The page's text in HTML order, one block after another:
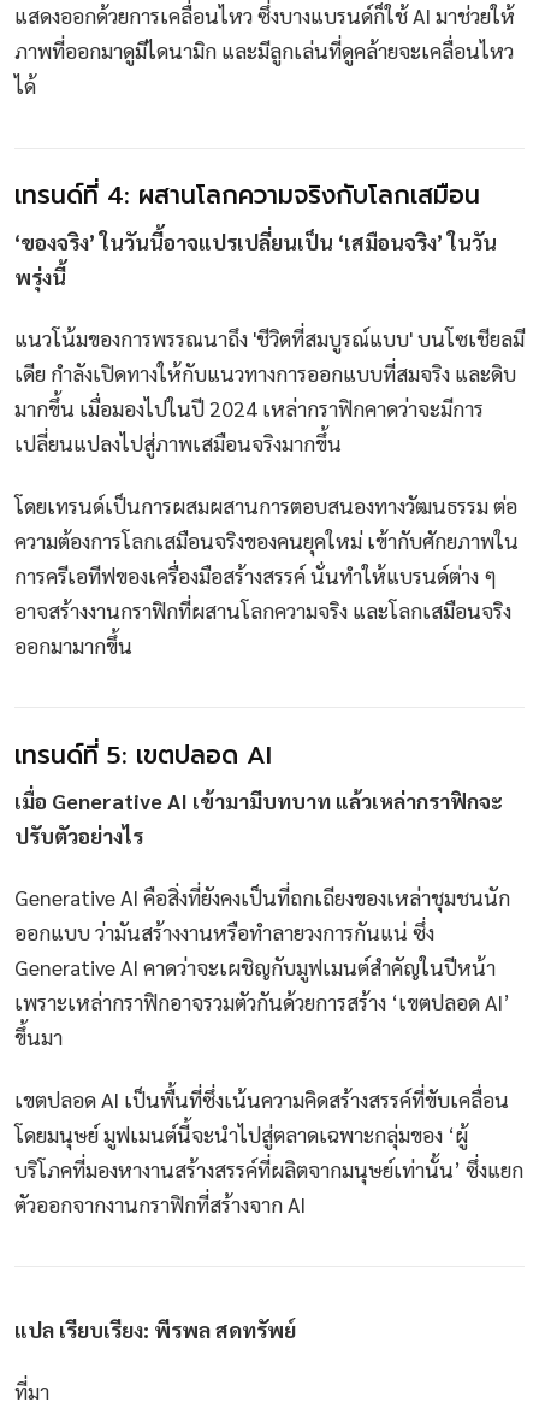
แสดงออกด้วยการเคลื่อนไหว ซึ่งบางแบรนด์ก็ใช้ AI มาช่วยให้
ภาพที่ออกมาดูมีไดนามิก และมีลูกเล่นที่ดูคล้ายจะเคลื่อนไหว
ได้
เทรนด์ที่ 4: ผสานโลกความจริงกับโลกเสมือน
‘ของจริง’ ในวันนี้อาจแปรเปลี่ยนเป็น ‘เสมือนจริง’ ในวัน
พรุ่งนี้
แนวโน้มของการพรรณนาถึง 'ชีวิตที่สมบูรณ์แบบ' บนโซเชียลมี
เดีย กำลังเปิดทางให้กับแนวทางการออกแบบที่สมจริง และดิบ
มากขึ้น เมื่อมองไปในปี 2024 เหล่ากราฟิกคาดว่าจะมีการ
เปลี่ยนแปลงไปสู่ภาพเสมือนจริงมากขึ้น
โดยเทรนด์เป็นการผสมผสานการตอบสนองทางวัฒนธรรม ต่อ
ความต้องการโลกเสมือนจริงของคนยุคใหม่ เข้ากับศักยภาพใน
การครีเอทีฟของเครื่องมือสร้างสรรค์ นั่นทำให้แบรนด์ต่าง ๆ
อาจสร้างงานกราฟิกที่ผสานโลกความจริง และโลกเสมือนจริง
ออกมามากขึ้น
เทรนด์ที่ 5: เขตปลอด AI
เมื่อ Generative AI เข้ามามีบทบาท แล้วเหล่ากราฟิกจะ
ปรับตัวอย่างไร
Generative AI คือสิ่งที่ยังคงเป็นที่ถกเถียงของเหล่าชุมชนนัก
ออกแบบ ว่ามันสร้างงานหรือทำลายวงการกันแน่ ซึ่ง
Generative AI คาดว่าจะเผชิญกับมูฟเมนต์สำคัญในปีหน้า
เพราะเหล่ากราฟิกอาจรวมตัวกันด้วยการสร้าง ‘เขตปลอด AI’
ขึ้นมา
เขตปลอด AI เป็นพื้นที่ซึ่งเน้นความคิดสร้างสรรค์ที่ขับเคลื่อน
โดยมนุษย์ มูฟเมนต์นี้จะนำไปสู่ตลาดเฉพาะกลุ่มของ ‘ผู้
บริโภคที่มองหางานสร้างสรรค์ที่ผลิตจากมนุษย์เท่านั้น’ ซึ่งแยก
ตัวออกจากงานกราฟิกที่สร้างจาก AI
แปล เรียบเรียง: พีรพล สดทรัพย์
ที่มา